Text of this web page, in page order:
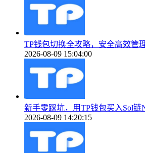
TP钱包切换全攻略，安全高效管
2026-08-09 15:04:00
新手零踩坑，用TP钱包买入Sol链
2026-08-09 14:20:15